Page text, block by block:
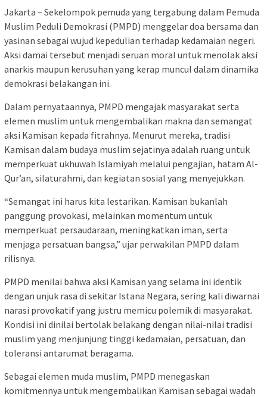
Jakarta – Sekelompok pemuda yang tergabung dalam Pemuda
Muslim Peduli Demokrasi (PMPD) menggelar doa bersama dan
yasinan sebagai wujud kepedulian terhadap kedamaian negeri.
Aksi damai tersebut menjadi seruan moral untuk menolak aksi
anarkis maupun kerusuhan yang kerap muncul dalam dinamika
demokrasi belakangan ini.
Dalam pernyataannya, PMPD mengajak masyarakat serta
elemen muslim untuk mengembalikan makna dan semangat
aksi Kamisan kepada fitrahnya. Menurut mereka, tradisi
Kamisan dalam budaya muslim sejatinya adalah ruang untuk
memperkuat ukhuwah Islamiyah melalui pengajian, hatam Al-
Qur’an, silaturahmi, dan kegiatan sosial yang menyejukkan.
“Semangat ini harus kita lestarikan. Kamisan bukanlah
panggung provokasi, melainkan momentum untuk
memperkuat persaudaraan, meningkatkan iman, serta
menjaga persatuan bangsa,” ujar perwakilan PMPD dalam
rilisnya.
PMPD menilai bahwa aksi Kamisan yang selama ini identik
dengan unjuk rasa di sekitar Istana Negara, sering kali diwarnai
narasi provokatif yang justru memicu polemik di masyarakat.
Kondisi ini dinilai bertolak belakang dengan nilai-nilai tradisi
muslim yang menjunjung tinggi kedamaian, persatuan, dan
toleransi antarumat beragama.
Sebagai elemen muda muslim, PMPD menegaskan
komitmennya untuk mengembalikan Kamisan sebagai wadah